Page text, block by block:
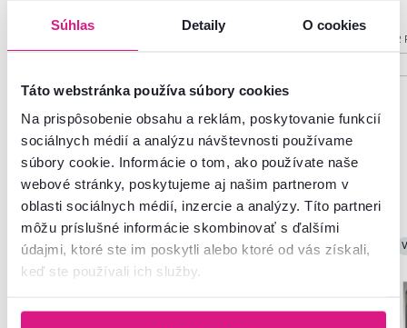
Súhlas Detaily O cookies
Táto webstránka používa súbory cookies
Na prispôsobenie obsahu a reklám, poskytovanie funkcií
sociálnych médií a analýzu návštevnosti používame
súbory cookie. Informácie o tom, ako používate naše
webové stránky, poskytujeme aj našim partnerom v
oblasti sociálnych médií, inzercie a analýzy. Títo partneri
môžu príslušné informácie skombinovať s ďalšími
údajmi, ktoré ste im poskytli alebo ktoré od vás získali,
keď ste používali ich služby.
Často kupované spolu